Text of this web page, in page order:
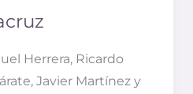
Herrera, Ricardo
Javier Martínez y